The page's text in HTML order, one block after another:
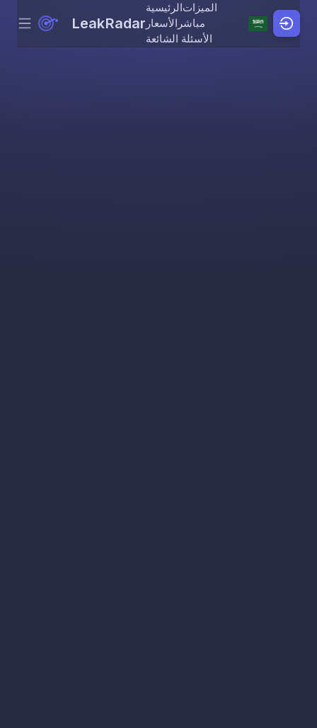
Skip to content
Menu LeakRadar
الرئيسيةالميزات
الأسعار مباشر
الأسئلة الشائعة